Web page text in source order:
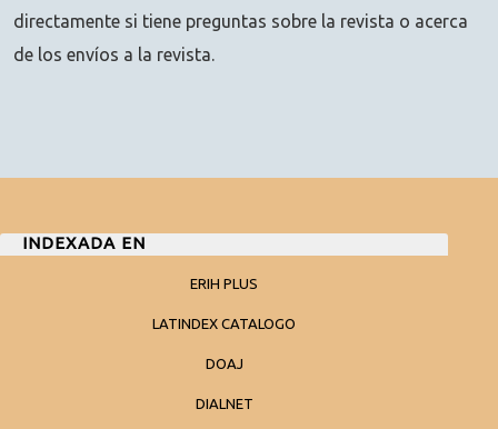
directamente si tiene preguntas sobre la revista o acerca
de los envíos a la revista.
INDEXADA EN
ERIH PLUS
LATINDEX CATALOGO
DOAJ
DIALNET